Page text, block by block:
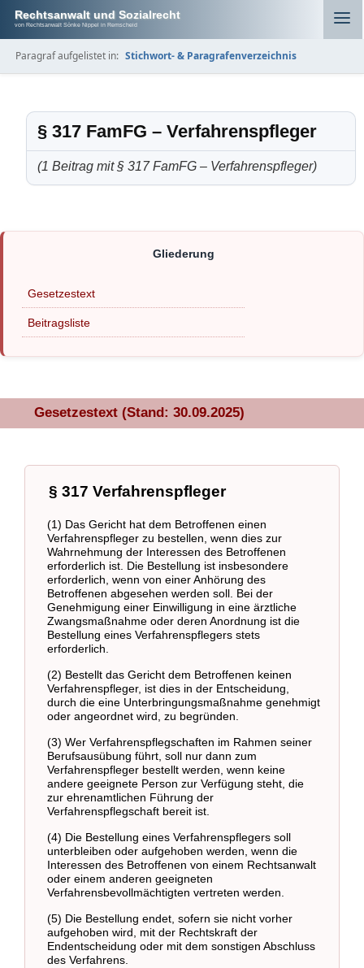
Rechtsanwalt und Sozialrecht
von Rechtsanwalt Sönke Nippel in Remscheid
Paragraf aufgelistet in: Stichwort- & Paragrafenverzeichnis
§ 317 FamFG – Verfahrenspfleger
(1 Beitrag mit § 317 FamFG – Verfahrenspfleger)
Gesetzestext
Beitragsliste
Gesetzestext (Stand: 30.09.2025)
§ 317 Verfahrenspfleger
(1) Das Gericht hat dem Betroffenen einen
Verfahrenspfleger zu bestellen, wenn dies zur
Wahrnehmung der Interessen des Betroffenen
erforderlich ist. Die Bestellung ist insbesondere
erforderlich, wenn von einer Anhörung des
Betroffenen abgesehen werden soll. Bei der
Genehmigung einer Einwilligung in eine ärztliche
Zwangsmaßnahme oder deren Anordnung ist die
Bestellung eines Verfahrenspflegers stets
erforderlich.
(2) Bestellt das Gericht dem Betroffenen keinen
Verfahrenspfleger, ist dies in der Entscheidung,
durch die eine Unterbringungsmaßnahme genehmigt
oder angeordnet wird, zu begründen.
(3) Wer Verfahrenspflegschaften im Rahmen seiner
Berufsausübung führt, soll nur dann zum
Verfahrenspfleger bestellt werden, wenn keine
andere geeignete Person zur Verfügung steht, die
zur ehrenamtlichen Führung der
Verfahrenspflegschaft bereit ist.
(4) Die Bestellung eines Verfahrenspflegers soll
unterbleiben oder aufgehoben werden, wenn die
Interessen des Betroffenen von einem Rechtsanwalt
oder einem anderen geeigneten
Verfahrensbevollmächtigten vertreten werden.
(5) Die Bestellung endet, sofern sie nicht vorher
aufgehoben wird, mit der Rechtskraft der
Endentscheidung oder mit dem sonstigen Abschluss
des Verfahrens.